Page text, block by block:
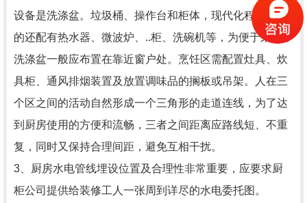
设备是洗涤盆。垃圾桶、操作台和柜体，现代化程度较高
的还配有热水器、微波炉、..柜、洗碗机等，为便于采光，
洗涤盆一般应布置在靠近窗户处。烹饪区需配置灶具、炊
具柜、通风排烟装置及放置调味品的搁板或吊架。人在三
个区之间的活动自然形成一个三角形的走道连线，为了达
到厨房使用的方便和流畅，三者之间距离应路线短、不重
复，同时又保持合理间距，避免互相干扰。
3、厨房水电管线埋设位置及合理性非常重要，应要求厨
柜公司提供给装修工人一张周到详尽的水电委托图。